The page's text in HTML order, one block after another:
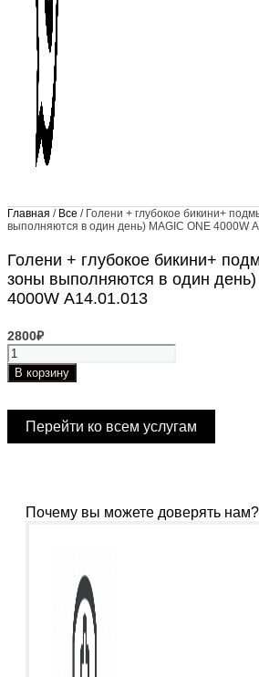
Главная / Все / Голени + глубокое бикини+
выполняются в один день) MAGIC ONE 4000W
Голени + глубокое бикини+
зоны выполняются в один
4000W А14.01.013
2800₽
Количество
товара
Голени
бикини+
А14.01.013
В корзину
Перейти ко всем услугам
Почему вы можете доверять нам?